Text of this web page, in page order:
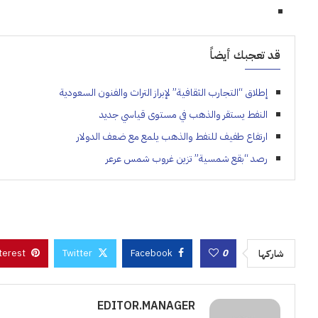
قد تعجبك أيضاً
إطلاق “التجارب الثقافية” لإبراز التراث والفنون السعودية
النفط يستقر والذهب في مستوى قياسي جديد
ارتفاع طفيف للنفط والذهب يلمع مع ضعف الدولار
رصد “بقع شمسية” تزين غروب شمس عرعر
شاركها 0
Facebook
Twitter
EDITOR.MANAGER